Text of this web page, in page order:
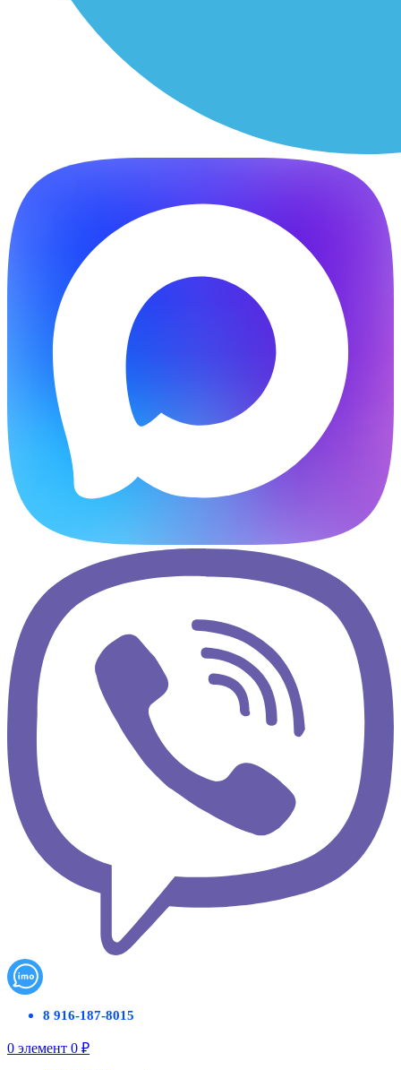
8 916-187-8015
0 элемент 0 ₽